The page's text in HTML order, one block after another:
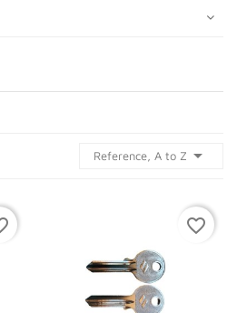
Reference, A to Z 
favorite_border